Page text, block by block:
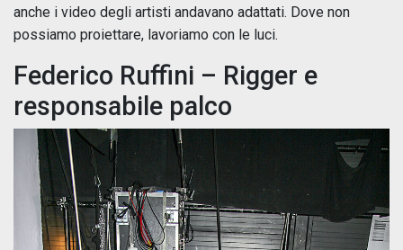
anche i video degli artisti andavano adattati. Dove non
possiamo proiettare, lavoriamo con le luci.
Federico Ruffini – Rigger e
responsabile palco